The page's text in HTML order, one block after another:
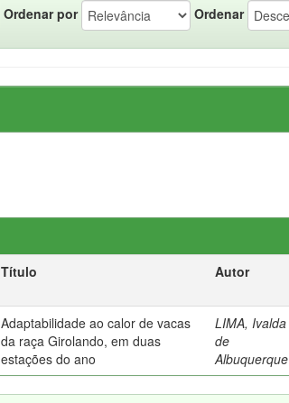
Ordenar por Ordenar
Título Autor
Adaptabilidade ao calor de vacas
da raça Girolando, em duas
estações do ano
LIMA, Ivalda
de
Albuquerque